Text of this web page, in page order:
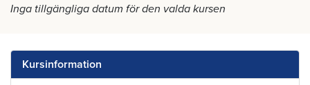
Inga tillgängliga datum för den valda kursen
Kursinformation